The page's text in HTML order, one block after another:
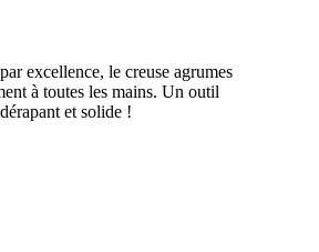
excellence, le creuse agrumes
à toutes les mains. Un outil
et solide !